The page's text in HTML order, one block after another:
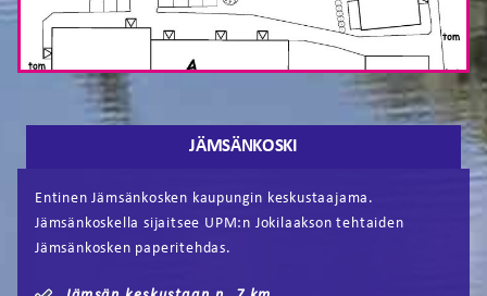
JÄMSÄNKOSKI
Entinen Jämsänkosken kaupungin keskustaajama.
Jämsänkoskella sijaitsee UPM:n Jokilaakson tehtaiden
Jämsänkosken paperitehdas.